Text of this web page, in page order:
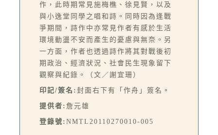
作，此時期常見施梅樵、徐見賢，以及
與小逸堂同學之唱和詩。同時因為逢戰
爭期間，詩作中亦常見作者有感於生活
環境動盪不安而產生的憂慮與無奈。另
一方面，作者也透過詩作將其對戰後初
期政治、經濟狀況、社會民生現象留下
觀察與紀錄。（文／謝宜珊）
印記/簽名: 封面右下有「作舟」簽名。
提供者: 詹元雄
登錄號: NMTL20110270010-005